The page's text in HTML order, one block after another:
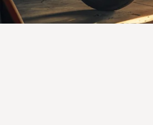
Blog moto :
passionnés